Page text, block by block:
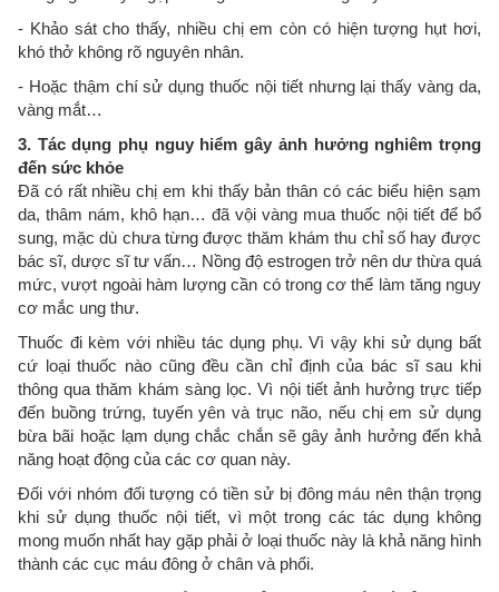
- Khảo sát cho thấy, nhiều chị em còn có hiện tượng hụt hơi,
khó thở không rõ nguyên nhân.
- Hoặc thậm chí sử dụng thuốc nội tiết nhưng lại thấy vàng da,
vàng mắt…
3. Tác dụng phụ nguy hiểm gây ảnh hưởng nghiêm trọng
đến sức khỏe
Đã có rất nhiều chị em khi thấy bản thân có các biểu hiện sạm
da, thâm nám, khô hạn… đã vội vàng mua thuốc nội tiết để bổ
sung, mặc dù chưa từng được thăm khám thu chỉ số hay được
bác sĩ, dược sĩ tư vấn… Nồng độ estrogen trở nên dư thừa quá
mức, vượt ngoài hàm lượng cần có trong cơ thể làm tăng nguy
cơ mắc ung thư.
Thuốc đi kèm với nhiều tác dụng phụ. Vì vậy khi sử dụng bất
cứ loại thuốc nào cũng đều cần chỉ định của bác sĩ sau khi
thông qua thăm khám sàng lọc. Vì nội tiết ảnh hưởng trực tiếp
đến buồng trứng, tuyến yên và trục não, nếu chị em sử dụng
bừa bãi hoặc lạm dụng chắc chắn sẽ gây ảnh hưởng đến khả
năng hoạt động của các cơ quan này.
Đối với nhóm đối tượng có tiền sử bị đông máu nên thận trọng
khi sử dụng thuốc nội tiết, vì một trong các tác dụng không
mong muốn nhất hay gặp phải ở loại thuốc này là khả năng hình
thành các cục máu đông ở chân và phổi.